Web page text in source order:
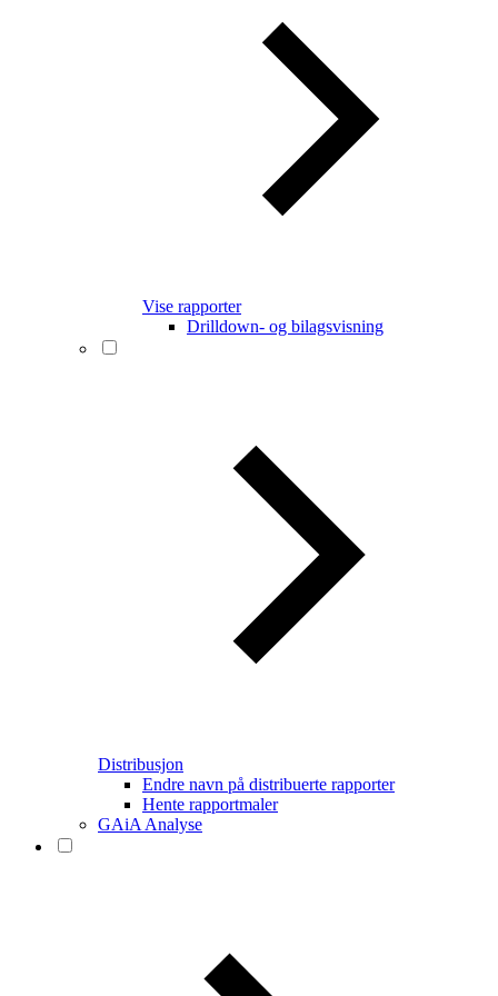
Vise rapporter
Drilldown- og bilagsvisning
Distribusjon
Endre navn på distribuerte rapporter
Hente rapportmaler
GAiA Analyse